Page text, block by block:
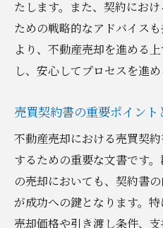
たします。また、契約にお
ための戦略的なアドバイス
より、不動産売却を進める
し、安心してプロセスを進
売買契約書の重要ポイント
不動産売却における売買契
するための重要な文書です
の売却においても、契約書
が成功への鍵となります。特
売却価格や引き渡し条件、